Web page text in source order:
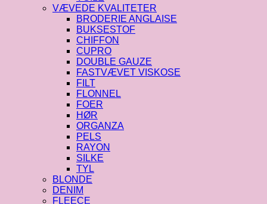
VÆVEDE KVALITETER
BRODERIE ANGLAISE
BUKSESTOF
CHIFFON
CUPRO
DOUBLE GAUZE
FASTVÆVET VISKOSE
FILT
FLONNEL
FOER
HØR
ORGANZA
PELS
RAYON
SILKE
TYL
BLONDE
DENIM
FLEECE